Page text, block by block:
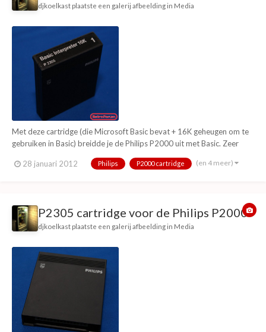
djkoelkast plaatste een galerij afbeelding in Media
Met deze cartridge (die Microsoft Basic bevat + 16K geheugen om te
gebruiken in Basic) breidde je de Philips P2000 uit met Basic. Zeer
zonder deze module.
28 januari 2012 Philips P2000 cartridge (en 4 meer)
P2305 cartridge voor de Philips P2000
djkoelkast plaatste een galerij afbeelding in Media